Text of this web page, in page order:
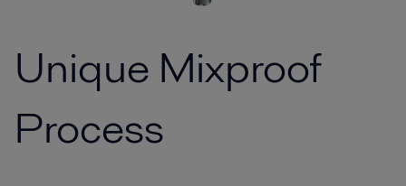
Unique Mixproof
Process